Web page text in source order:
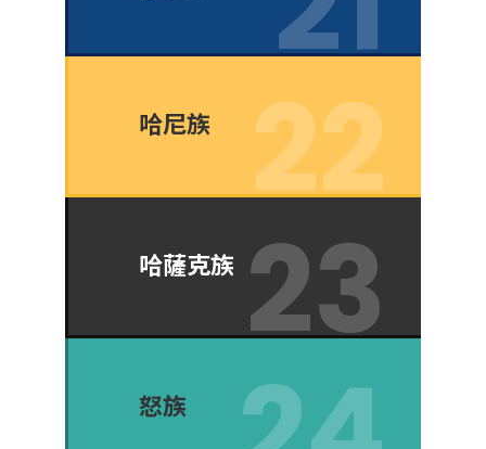
哈尼族
哈薩克族
怒族